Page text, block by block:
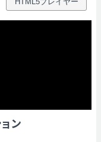
ン